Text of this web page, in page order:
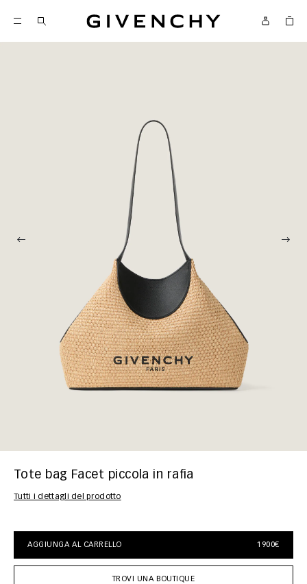
Givenchy
Tote bag Facet piccola in rafia
Tutti i dettagli del prodotto
AGGIUNGA AL CARRELLO 1900€
TROVI UNA BOUTIQUE